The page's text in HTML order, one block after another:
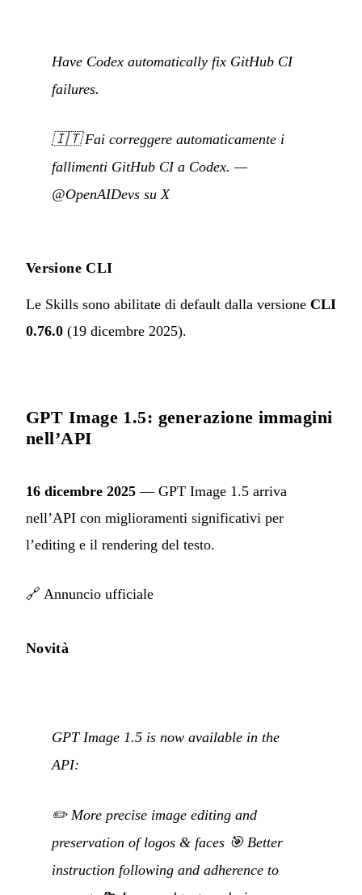
Have Codex automatically fix GitHub CI
failures.
🇮🇹Fai correggere automaticamente i
fallimenti GitHub CI a Codex. —
@OpenAIDevs su X
Versione CLI
Le Skills sono abilitate di default dalla versione CLI
0.76.0 (19 dicembre 2025).
GPT Image 1.5: generazione immagini
nell’API
16 dicembre 2025 — GPT Image 1.5 arriva
nell’API con miglioramenti significativi per
l’editing e il rendering del testo.
🔗 Annuncio ufficiale
Novità
GPT Image 1.5 is now available in the
API:
✏️ More precise image editing and
preservation of logos & faces 🎯 Better
instruction following and adherence to